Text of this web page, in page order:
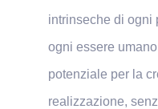
intrinseche di ogni
ogni essere
potenziale per la
realizzazione,